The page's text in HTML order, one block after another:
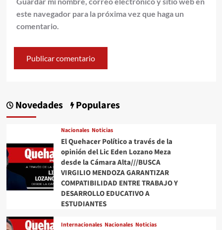
este navegador para la próxima vez que haga un
comentario.
Novedades Populares
Nacionales Noticias
El Quehacer Político a través de la
opinión del Lic Eden Lozano Meza
desde la Cámara Alta///BUSCA
VIRGILIO MENDOZA GARANTIZAR
COMPATIBILIDAD ENTRE TRABAJO Y
DESARROLLO EDUCATIVO A
ESTUDIANTES
Internacionales Nacionales Noticias